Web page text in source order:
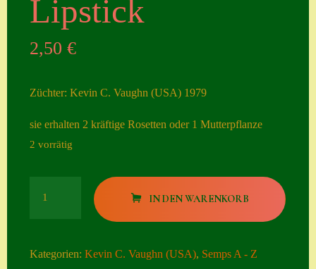
ngen
Datenschutzerklä
mit Semps
Lipstick
2,50€
Züchter: Kevin C. Vaughn (USA) 1979
sie erhalten 2 kräftige Rosetten oder 1 Mutterpflanze
2 vorrätig
IN DEN WARENKORB
Kategorien:Kevin C. Vaughn (USA), Semps A - Z